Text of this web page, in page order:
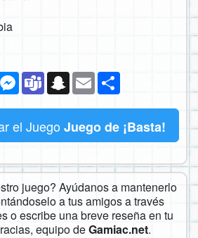
Messenger
TeamsSnapchat
Email
el Juego Juego de ¡Basta!
juego? Ayúdanos a mantenerlo
a tus amigos a través
o escribe una breve reseña en tu
equipo deGamiac.net.